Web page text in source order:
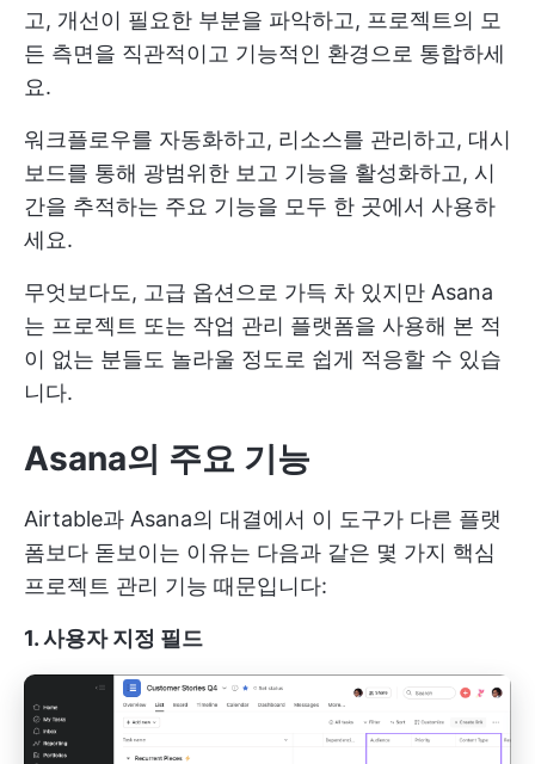
고, 개선이 필요한 부분을 파악하고, 프로젝트의 모
든 측면을 직관적이고 기능적인 환경으로 통합하세
요.
워크플로우를 자동화하고, 리소스를 관리하고, 대시
보드를 통해 광범위한 보고 기능을 활성화하고, 시
간을 추적하는 주요 기능을 모두 한 곳에서 사용하
세요.
무엇보다도, 고급 옵션으로 가득 차 있지만 Asana
는 프로젝트 또는 작업 관리 플랫폼을 사용해 본 적
이 없는 분들도 놀라울 정도로 쉽게 적응할 수 있습
니다.
Asana의 주요 기능
Airtable과 Asana의 대결에서 이 도구가 다른 플랫
폼보다 돋보이는 이유는 다음과 같은 몇 가지 핵심
프로젝트 관리 기능 때문입니다:
1. 사용자 지정 필드